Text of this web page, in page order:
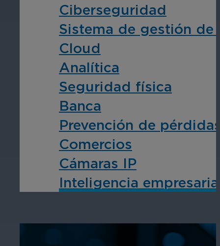
Ciberseguridad
Sistema de gestión de
Cloud
Analítica
Seguridad física
Banca
Prevención de
Comercios
Cámaras IP
Inteligencia